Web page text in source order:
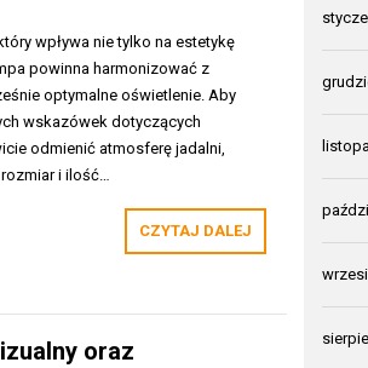
wpływa nie tylko na estetykę
powinna harmonizować z
optymalne oświetlenie. Aby
wskazówek dotyczących
odmienić atmosferę jadalni,
i ilość…
CZYTAJ DALEJ
oraz